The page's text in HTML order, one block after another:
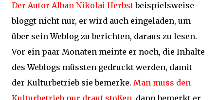
Der Autor Alban Nikolai Herbstbeispielsweise
bloggt nicht nur, er wird auch eingeladen, um
über sein Weblog zu berichten, daraus zu lesen.
Vor ein paar Monaten meinte er noch, die Inhalte
des Weblogs müssten gedruckt werden, damit
der Kulturbetrieb sie bemerke. Man muss den
Kulturbetrieb nur drauf stoßen, dann bemerkt er